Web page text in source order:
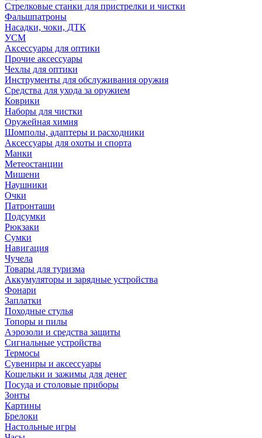
Стрелковые станки для пристрелки и чистки
Фальшпатроны
Насадки, чоки, ДТК
УСМ
Аксессуары для оптики
Прочие аксессуары
Чехлы для оптики
Инструменты для обслуживания оружия
Средства для ухода за оружием
Коврики
Наборы для чистки
Оружейная химия
Шомполы, адаптеры и расходники
Аксессуары для охоты и спорта
Манки
Метеостанции
Мишени
Наушники
Очки
Патронташи
Подсумки
Рюкзаки
Сумки
Навигация
Чучела
Товары для туризма
Аккумуляторы и зарядные устройства
Фонари
Заплатки
Походные стулья
Топоры и пилы
Аэрозоли и средства защиты
Сигнальные устройства
Термосы
Сувениры и аксессуары
Кошельки и зажимы для денег
Посуда и столовые приборы
Зонты
Картины
Брелоки
Настольные игры